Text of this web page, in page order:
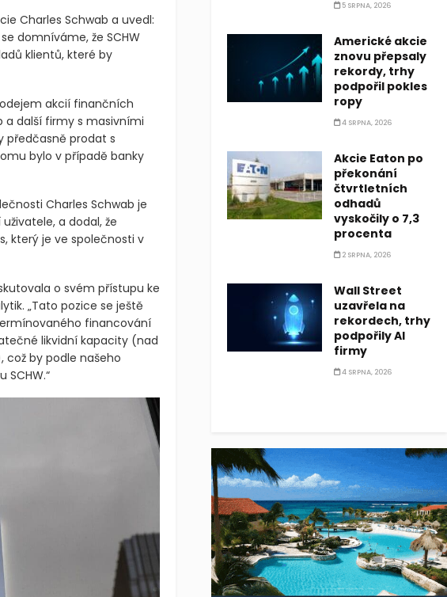
Charles Schwab a uvedl:
domníváme, že SCHW
klientů, které by
akcií finančních
a další firmy s masivními
předčasně prodat s
bylo v případě banky
Charles Schwab je
a dodal, že
který je ve společnosti v
o svém přístupu ke
„Tato pozice se ještě
financování
likvidní kapacity (nad
, což by podle našeho
5 SRPNA, 2026
Americké akcie
znovu přepsaly
rekordy, trhy
podpořil pokles
ropy
4 SRPNA, 2026
Akcie Eaton po
překonání
čtvrtletních
odhadů
vyskočily o 7,3
procenta
2 SRPNA, 2026
Wall Street
uzavřela na
rekordech, trhy
podpořily AI
firmy
4 SRPNA, 2026